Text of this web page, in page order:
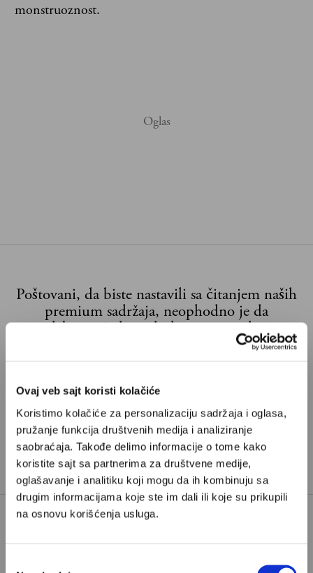
Ovaj veb sajt koristi kolačiće
Koristimo kolačiće za personalizaciju sadržaja i oglasa,
pružanje funkcija društvenih medija i analiziranje
saobraćaja. Takođe delimo informacije o tome kako
koristite sajt sa partnerima za društvene medije,
oglašavanje i analitiku koji mogu da ih kombinuju sa
drugim informacijama koje ste im dali ili koje su prikupili
na osnovu korišćenja usluga.
monstruoznost.
Poštovani, da biste nastavili sa čitanjem naših
premium sadržaja, neophodno je da
odaberete jedan od planova pretplate.
Već imate nalog?Ulogujte se
Dragana Stojiljkovićjecopywriter, strip scenaristkinja i
prevodilac iz Beograda i saradnica Velikih priča.
TWILIGHT